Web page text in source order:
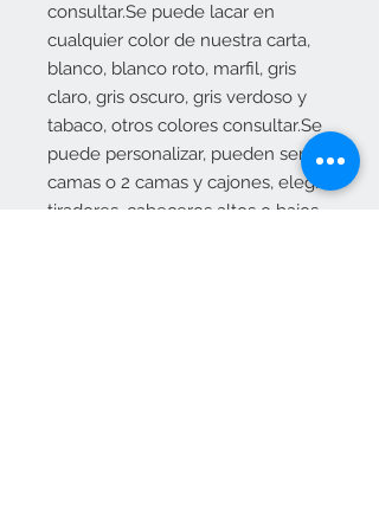
consultar.Se puede lacar en
cualquier color de nuestra carta,
blanco, blanco roto, marfil, gris
claro, gris oscuro, gris verdoso y
tabaco, otros colores consultar.Se
puede personalizar, pueden ser 3
camas o 2 camas y cajones, elegir
tiradores, cabeceros altos o bajos,